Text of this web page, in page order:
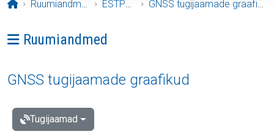
Avaleht
Ruumiandmed ESTPOS GNSS tugijaamade graafikud
Ava menüü: Ruumiandmed
Ruumiandmed
GNSS tugijaamade graafikud
Tugijaamad